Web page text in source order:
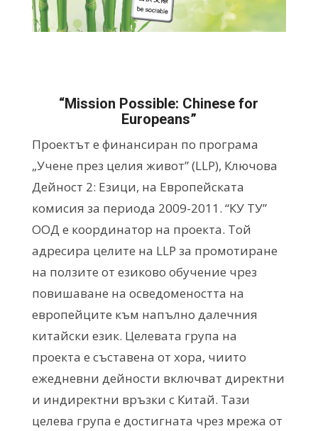
“Mission Possible: Chinese for
Europeans”
Проектът е финансиран по програма
„Учене през целия живот” (LLP), Ключова
Дейност 2: Езици, на Европейската
комисия за периода 2009-2011. “КУ ТУ”
ООД е координатор на проекта. Той
адресира целите на LLP за промотиране
на ползите от езиково обучение чрез
повишаване на осведомеността на
европейците към напълно далечния
китайски език. Целевата група на
проекта е съставена от хора, чиито
ежедневни дейности включват директни
и индиректни връзки с Китай. Тази
целева група е достигната чрез мрежа от